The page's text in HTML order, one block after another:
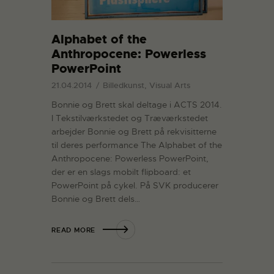
Alphabet of the
Anthropocene: Powerless
PowerPoint
21.04.2014 Billedkunst, Visual Arts
Bonnie og Brett skal deltage i ACTS 2014.
I Tekstilværkstedet og Træværkstedet
arbejder Bonnie og Brett på rekvisitterne
til deres performance The Alphabet of the
Anthropocene: Powerless PowerPoint,
der er en slags mobilt flipboard: et
PowerPoint på cykel. På SVK producerer
Bonnie og Brett dels…
READ MORE